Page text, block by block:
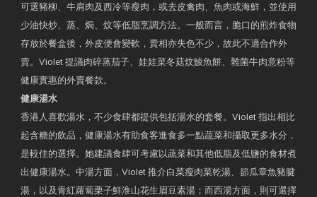
可選豬柳、牛肩肉及西冷等瘦肉，或去皮禽肉、魚肉或海鮮，並使用
少油快炒、蒸、焗、炆等低脂烹調方法。一般而言，脆口的煎炸食物
存放於餐盒後，外皮便會變軟，賣相亦失色不少，故此不適合作外
賣。Violet 提議肉碎蒸茄子、娃娃菜冬菇炆鯪魚餅、雜菌牛肉意粉等
健康實惠的外賣餐款。
健康湯水
香港人喜歡湯水，不少食肆都提供包括湯水的套餐。Violet 指出相比
起含糖的飲品，健康湯水有助食客進食多一點蔬菜和攝取更多水分，
是較佳的選擇。她建議食肆可考慮以蔬菜和其他低脂及低鹽的食材煮
出健康湯水。中湯方面，Violet 推介白菜瘦肉菜乾湯、節瓜章魚豬腱
湯，以及青紅蘿蔔栗子鮮淮山花生眉豆素湯；而西湯方面，則可選擇